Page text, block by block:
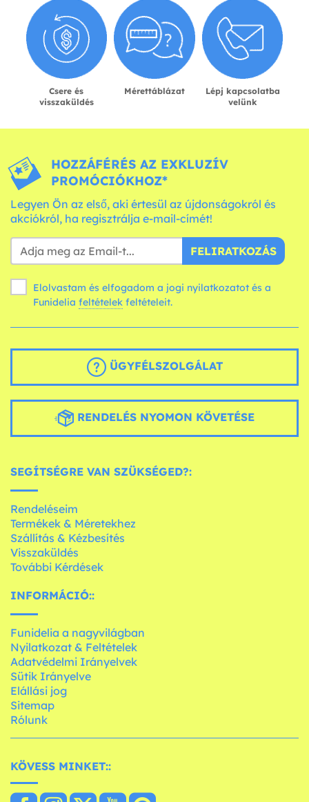
Csere és
visszaküldés
Mérettáblázat
Lépj kapcsolatba
velünk
HOZZÁFÉRÉS AZ EXKLUZÍV
PROMÓCIÓKHOZ*
Legyen Ön az első, aki értesül az újdonságokról és
akciókról, ha regisztrálja e-mail-címét!
FELIRATKOZÁS
Elolvastam és elfogadom a jogi nyilatkozatot és a
Funidelia feltételek feltételeit.
ÜGYFÉLSZOLGÁLAT
RENDELÉS NYOMON KÖVETÉSE
SEGÍTSÉGRE VAN SZÜKSÉGED?:
Rendeléseim
Termékek & Méretekhez
Szállítás & Kézbesítés
Visszaküldés
További Kérdések
INFORMÁCIÓ::
Funidelia a nagyvilágban
Nyilatkozat & Feltételek
Adatvédelmi Irányelvek
Sütik Irányelve
Elállási jog
Sitemap
Rólunk
KÖVESS MINKET::